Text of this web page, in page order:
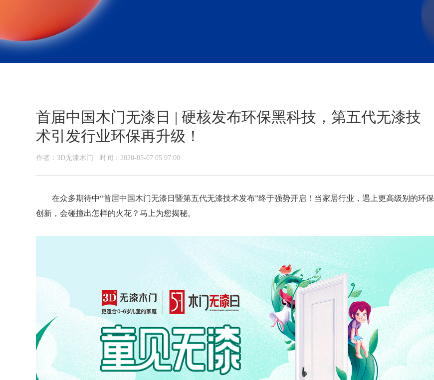
首届中国木门无漆日 | 硬核发布环保黑科技，第五代无漆技
术引发行业环保再升级！
作者：3D无漆木门 时间：2020-05-07 05:07:00
在众多期待中“首届中国木门无漆日暨第五代无漆技术发布”终于强势开启！当家居行业，遇上更高级别的环保
创新，会碰撞出怎样的火花？马上为您揭秘。